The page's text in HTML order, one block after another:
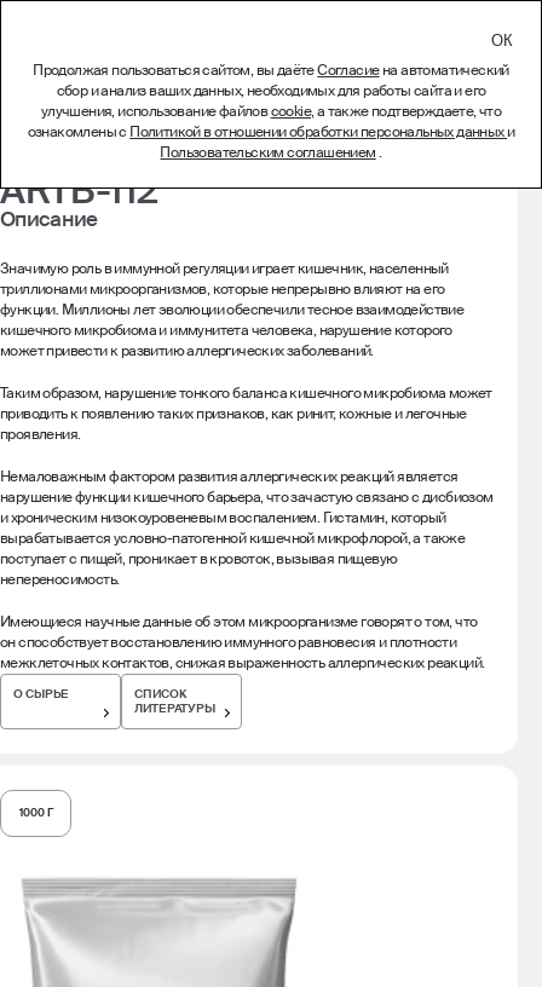
Лиофилизат
Bifidobacterium lactis
ARTB-112
Описание
Значимую роль в иммунной регуляции играет кишечник, населенный
триллионами микроорганизмов, которые непрерывно влияют на его
функции. Миллионы лет эволюции обеспечили тесное взаимодействие
кишечного микробиома и иммунитета человека, нарушение которого
может привести к развитию аллергических заболеваний.
Таким образом, нарушение тонкого баланса кишечного микробиома может
приводить к появлению таких признаков, как ринит, кожные и легочные
проявления.
Немаловажным фактором развития аллергических реакций является
нарушение функции кишечного барьера, что зачастую связано с дисбиозом
и хроническим низокоуровеневым воспалением. Гистамин, который
вырабатывается условно-патогенной кишечной микрофлорой, а также
поступает с пищей, проникает в кровоток, вызывая пищевую
непереносимость.
Имеющиеся научные данные об этом микроорганизме говорят о том, что
он способствует восстановлению иммунного равновесия и плотности
межклеточных контактов, снижая выраженность аллергических реакций.
О СЫРЬЕ
СПИСОК
ЛИТЕРАТУРЫ
1000 Г
Продолжая пользоваться сайтом, вы даётеСогласиена автоматический
сбор и анализ ваших данных, необходимых для работы сайта и его
улучшения, использование файловcookie, а также подтверждаете, что
ознакомлены с Политикой в отношении обработки персональных данныхи
Пользовательским соглашением.